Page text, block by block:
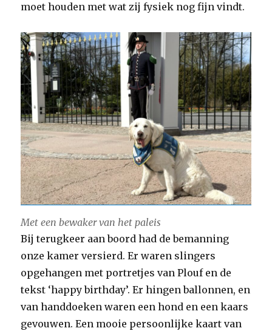
moet houden met wat zij fysiek nog fijn vindt.
Met een bewaker van het paleis
Bij terugkeer aan boord had de bemanning
onze kamer versierd. Er waren slingers
opgehangen met portretjes van Plouf en de
tekst ‘happy birthday’. Er hingen ballonnen, en
van handdoeken waren een hond en een kaars
gevouwen. Een mooie persoonlijke kaart van